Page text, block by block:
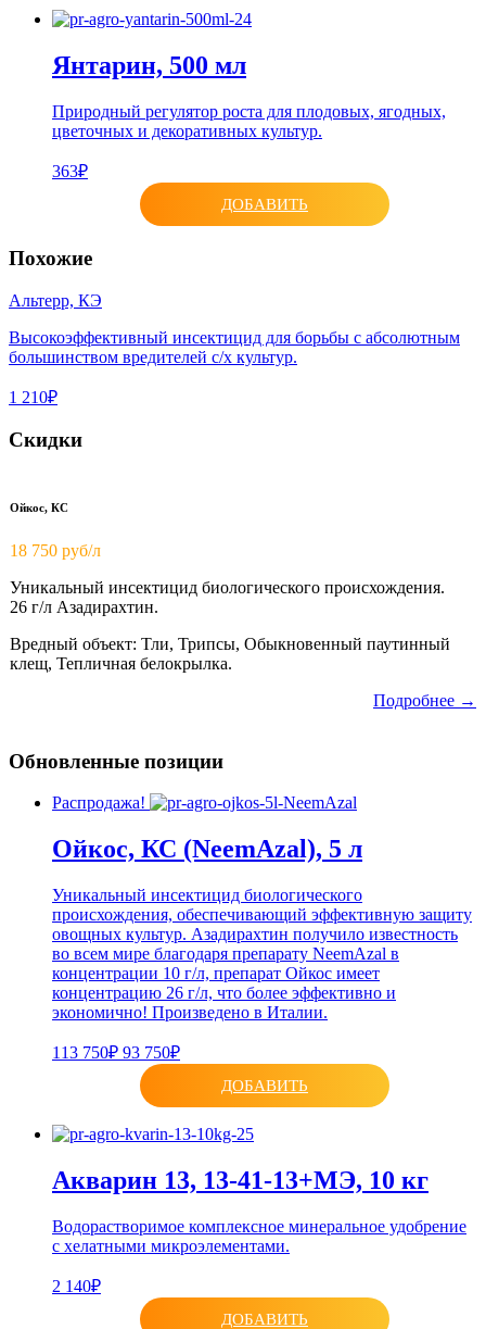
Янтарин, 500 мл
Природный регулятор роста для плодовых, ягодных,
цветочных и декоративных культур.
363₽
ДОБАВИТЬ
Похожие
Альтерр, КЭ
Высокоэффективный инсектицид для борьбы с абсолютным
большинством вредителей с/х культур.
1 210₽
Скидки
Ойкос, КС
18 750 руб/л
Уникальный инсектицид биологического происхождения.
26 г/л Азадирахтин.
Вредный объект: Тли, Трипсы, Обыкновенный паутинный
клещ, Тепличная белокрылка.
Подробнее →
Обновленные позиции
Распродажа!
Ойкос, КС (NeemAzal), 5 л
Уникальный инсектицид биологического
происхождения, обеспечивающий эффективную защиту
овощных культур. Азадирахтин получило известность
во всем мире благодаря препарату NeemAzal в
концентрации 10 г/л, препарат Ойкос имеет
концентрацию 26 г/л, что более эффективно и
экономично! Произведено в Италии.
113 750₽ 93 750₽
ДОБАВИТЬ
Акварин 13, 13-41-13+МЭ, 10 кг
Водорастворимое комплексное минеральное удобрение
с хелатными микроэлементами.
2 140₽
ДОБАВИТЬ